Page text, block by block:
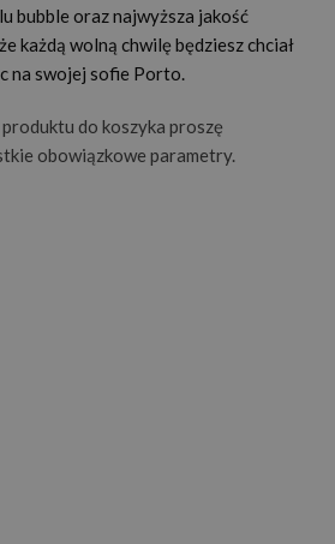
bubble oraz najwyższa jakość
każdą wolną chwilę będziesz chciał
na swojej sofie Porto.
do koszyka proszę
obowiązkowe parametry.